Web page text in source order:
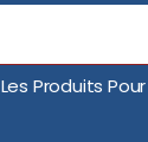
Les Produits